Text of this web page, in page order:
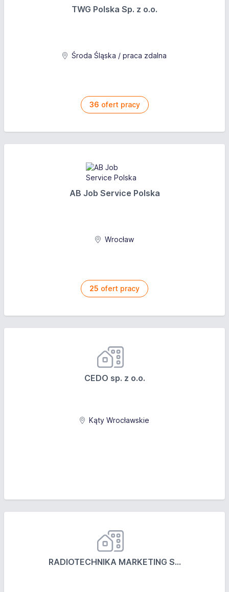
TWG Polska Sp. z o.o.
Środa Śląska / praca zdalna
36 ofert pracy
AB Job Service Polska
Wrocław
25 ofert pracy
CEDO sp. z o.o.
Kąty Wrocławskie
RADIOTECHNIKA MARKETING S...